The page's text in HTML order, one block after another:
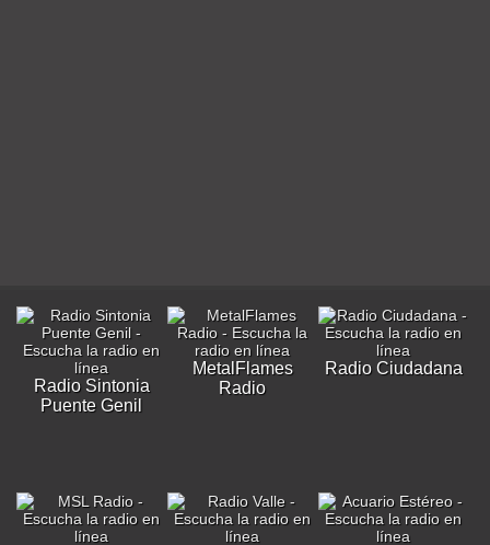
Radio Sintonia
Puente Genil
MetalFlames
Radio
Radio Ciudadana